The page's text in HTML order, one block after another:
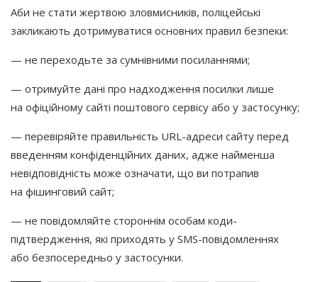
Аби не стати жертвою зловмисників, поліцейські
закликають дотримуватися основних правил безпеки:
— не переходьте за сумнівними посиланнями;
— отримуйте дані про надходження посилки лише
на офіційному сайті поштового сервісу або у застосунку;
— перевіряйте правильність URL-адреси сайту перед
введенням конфіденційних даних, адже найменша
невідповідність може означати, що ви потрапив
на фішинговий сайт;
— не повідомляйте стороннім особам коди-
підтвердження, які приходять у SMS-повідомленнях
або безпосередньо у застосунки.